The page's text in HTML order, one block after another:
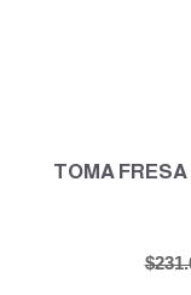
TOMA
$